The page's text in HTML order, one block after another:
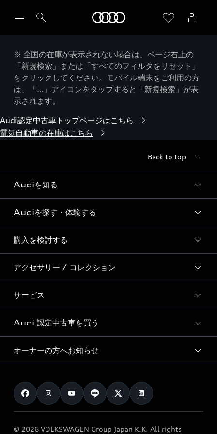
※ 全国の在庫が表示されない場合は、ページ右上の
「新規検索」または「すべてのフィルタをリセット」
をクリックしてください。モバイル端末をご利用の方
は、「…」アイコンをタップすると「新規検索」が表
示されます。
Audi認定中古車トップページはこちら
電気自動車の在庫はこちら
Back to top
Audiを知る
Audi ブランド
Story of Progress
Audi Sport
Formula 1®
デジタルサービス
Audiを探す・体験する
ディーラー検索
新車在庫検索
試乗車・展示車検索
見積り依頼
試乗予約
購入を検討する
モデル一覧
特別仕様モデル / 限定モデル
e-tronラインアップ
価格シミュレーション
車両比較
カタログ一覧
アクセサリー / コレクション
純正アクセサリー
オンラインショップ
Audi collection
アウディナビアプリ
サービス
サービス入庫予約
サービスプログラム
メンテナンス
車検 / 定期点検
e-tronアフターサポート
Audi 認定中古車を買う
Audi認定中古車
クオリティ
保証
メンテナンス
オーナーの方へお知らせ
お知らせ
オーナー様向けキャンペーン
© 2026 VOLKSWAGEN Group Japan K.K. All rights